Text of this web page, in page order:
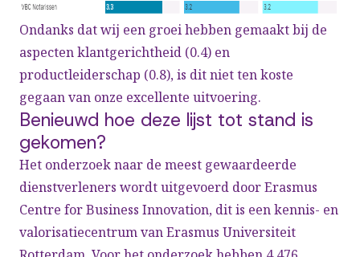
Ondanks dat wij een groei hebben gemaakt bij de
aspecten klantgerichtheid (0.4) en
productleiderschap (0.8), is dit niet ten koste
gegaan van onze excellente uitvoering.
Benieuwd hoe deze lijst tot stand is
gekomen?
Het onderzoek naar de meest gewaardeerde
dienstverleners wordt uitgevoerd door Erasmus
Centre for Business Innovation, dit is een kennis- en
valorisatiecentrum van Erasmus Universiteit